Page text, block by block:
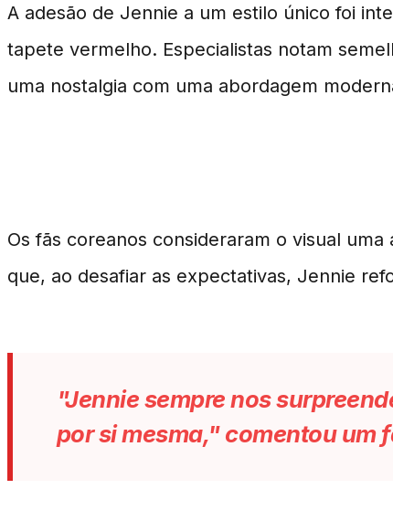
A adesão de Jennie a um estilo único foi
tapete vermelho. Especialistas notam
uma nostalgia com uma abordagem
Os fãs coreanos consideraram o visual
que, ao desafiar as expectativas, Jennie
"Jennie sempre nos
por si mesma," comentou um